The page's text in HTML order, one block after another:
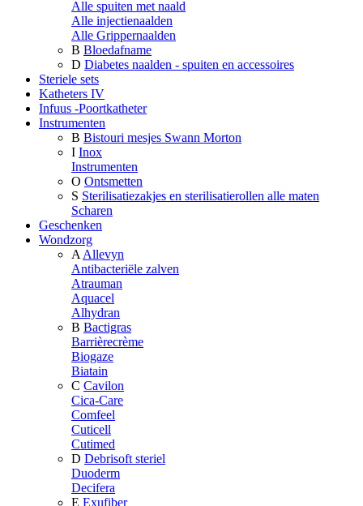
Alle spuiten met naald
Alle injectienaalden
Alle Grippernaalden
B Bloedafname
D Diabetes naalden - spuiten en accessoires
Steriele sets
Katheters IV
Infuus -Poortkatheter
Instrumenten
B Bistouri mesjes Swann Morton
I Inox
Instrumenten
O Ontsmetten
S Sterilisatiezakjes en sterilisatierollen alle maten
Scharen
Geschenken
Wondzorg
A Allevyn
Antibacteriële zalven
Atrauman
Aquacel
Alhydran
B Bactigras
Barrièrecrème
Biogaze
Biatain
C Cavilon
Cica-Care
Comfeel
Cuticell
Cutimed
D Debrisoft steriel
Duoderm
Decifera
E Exufiber